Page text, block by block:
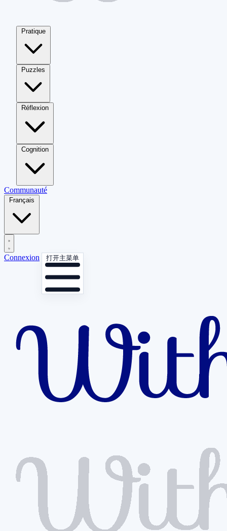
Pratique
Puzzles
Réflexion
Cognition
Communauté
Français
Connexion 打开主菜单